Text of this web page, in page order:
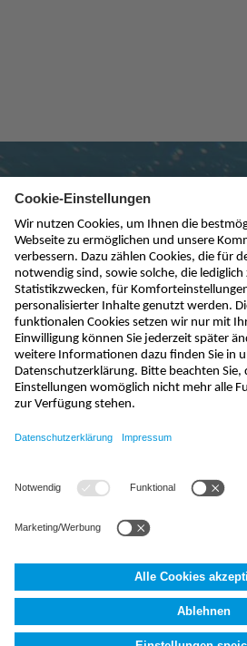
Newsletter abonnieren
+49 7262 9191-0